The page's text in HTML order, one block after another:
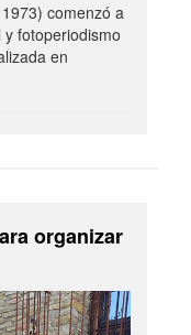
comenzó a
fotoperiodismo
en
organizar